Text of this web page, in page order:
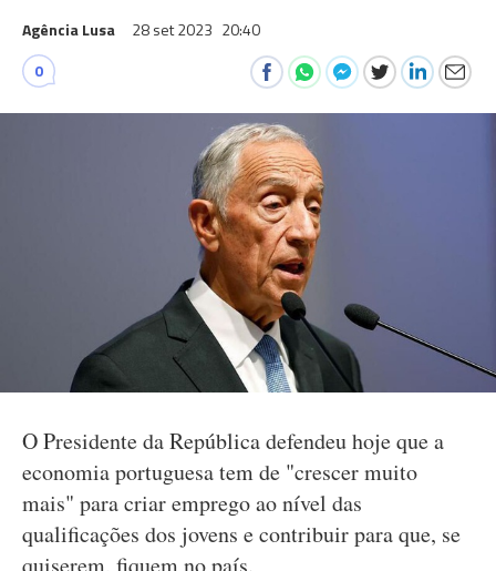
Agência Lusa 28 set 2023 20:40
0
O Presidente da República defendeu hoje que a
economia portuguesa tem de "crescer muito
mais" para criar emprego ao nível das
qualificações dos jovens e contribuir para que, se
quiserem, fiquem no país.